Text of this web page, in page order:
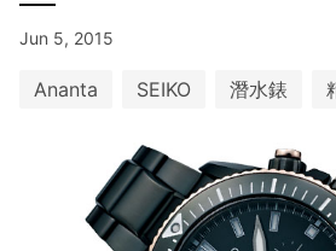
Jun 5, 2015
Ananta SEIKO 潛水錶